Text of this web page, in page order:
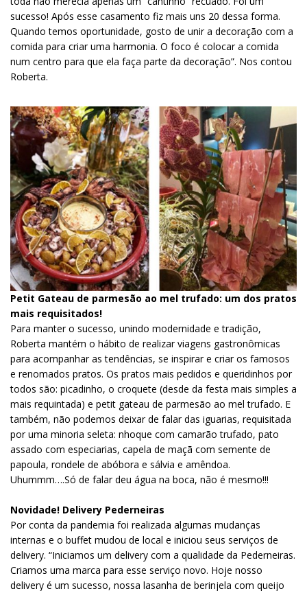
sucesso! Após esse casamento fiz mais uns 20 dessa forma.
Quando temos oportunidade, gosto de unir a decoração com a
comida para criar uma harmonia. O foco é colocar a comida
num centro para que ela faça parte da decoração”. Nos contou
Roberta.
Petit Gateau de parmesão ao mel trufado: um dos pratos
mais requisitados!
Para manter o sucesso, unindo modernidade e tradição,
Roberta mantém o hábito de realizar viagens gastronômicas
para acompanhar as tendências, se inspirar e criar os famosos
e renomados pratos. Os pratos mais pedidos e queridinhos por
todos são: picadinho, o croquete (desde da festa mais simples a
mais requintada) e petit gateau de parmesão ao mel trufado. E
também, não podemos deixar de falar das iguarias, requisitada
por uma minoria seleta: nhoque com camarão trufado, pato
assado com especiarias, capela de maçã com semente de
papoula, rondele de abóbora e sálvia e amêndoa.
Uhummm….Só de falar deu água na boca, não é mesmo!!!
Novidade! Delivery Pederneiras
Por conta da pandemia foi realizada algumas mudanças
internas e o buffet mudou de local e iniciou seus serviços de
delivery. “Iniciamos um delivery com a qualidade da Pederneiras.
Criamos uma marca para esse serviço novo. Hoje nosso
delivery é um sucesso, nossa lasanha de berinjela com queijo